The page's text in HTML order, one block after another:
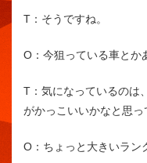
T： そうですね。
O： 今狙っている車とか
T： 気になっているのは
がかっこいいかなと思っ
O： ちょっと大きいラン